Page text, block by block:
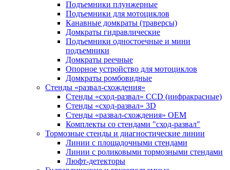
Подъемники плунжерные
Подъемники для мотоциклов
Канавные домкраты (траверсы)
Домкраты гидравлические
Подъемники одностоечные и мини
подъемники
Домкраты реечные
Опорное устройство для мотоциклов
Домкраты ромбовидные
Стенды «развал-схождения»
Стенды «сход-развал» CCD (инфракрасные)
Стенды «сход-развал» 3D
Стенды «развал-схождения» ОЕМ
Комплекты со стендами "сход-развал"
Тормозные стенды и диагностические линии
Линии с площадочными стендами
Линии с роликовыми тормозными стендами
Люфт-детекторы